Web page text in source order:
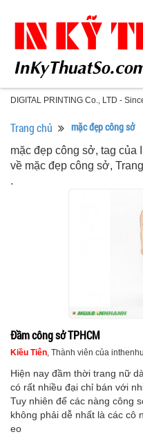
DIGITAL PRINTING Co., LTD -
Trang chủ mặc đẹp công sở
mặc đẹp công sở, tag của
về mặc đẹp công sở,
.
Đầm công sở TPHCM
Kiều Tiên, Thành viên của
Hiện nay đầm thời trang nữ
có rất nhiều đại chỉ bán với
Tuy nhiên để các nàng công
không phải dễ nhất là các cô
eo